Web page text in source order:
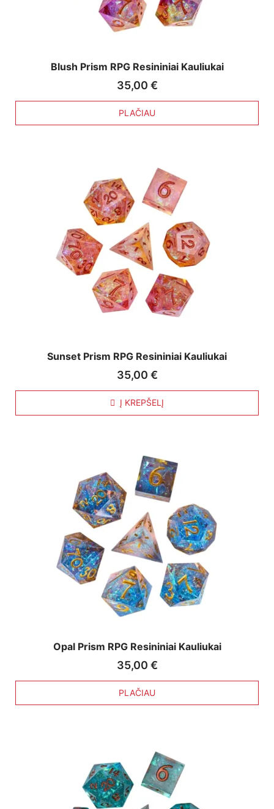
Blush Prism RPG Resininiai Kauliukai
35,00 €
PLAČIAU
Sunset Prism RPG Resininiai Kauliukai
35,00 €
Į KREPŠELĮ
Opal Prism RPG Resininiai Kauliukai
35,00 €
PLAČIAU